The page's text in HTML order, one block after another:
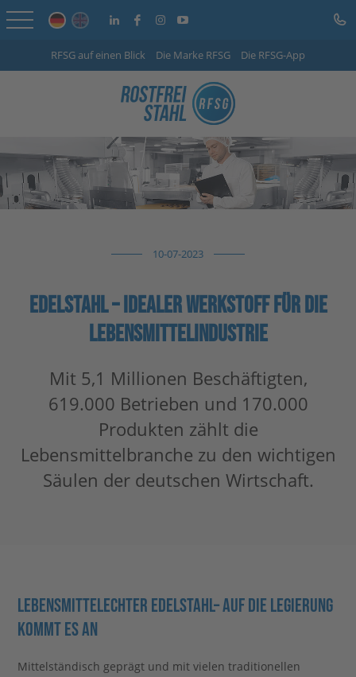
Startseite
Branchen
Karriere
Stahlblog
RFSG auf einen Blick Die Marke RFSG Die RFSG-App
10-07-2023
EDELSTAHL – IDEALER WERKSTOFF FÜR DIE
LEBENSMITTELINDUSTRIE
Mit 5,1 Millionen Beschäftigten,
619.000 Betrieben und 170.000
Produkten zählt die
Lebensmittelbranche zu den wichtigen
Säulen der deutschen Wirtschaft.
Lebensmittelechter Edelstahl– auf die Legierung
kommt es an
Mittelständisch geprägt und mit vielen traditionellen